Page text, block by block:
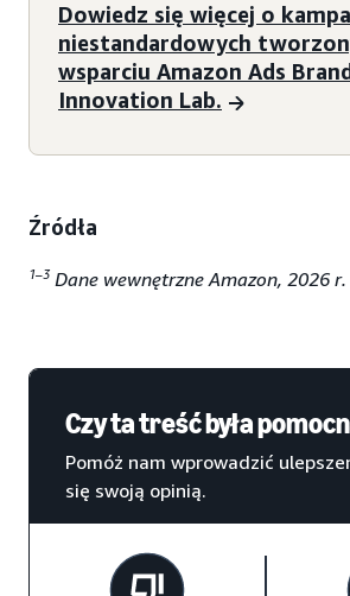
Dowiedz się więcej o
niestandardowych
wsparciu Amazon Ads
Innovation Lab.
Źródła
1–3 Dane wewnętrzne Amazon, 2026 r.
Czy ta treść była
Pomóż nam wprowadzić
się swoją opinią.